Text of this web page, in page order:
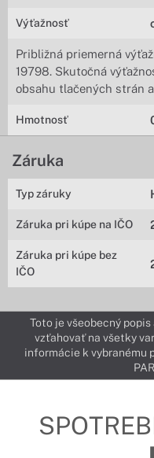
Výťažnosť
Približná priemerná
19798. Skutočná
obsahu tlačených strán
Hmotnosť
Záruka
Typ záruky
Záruka pri kúpe na IČO
Záruka pri kúpe bez
IČO
Toto je všeobecný
vzťahovať na všetky
informácie k vybranému